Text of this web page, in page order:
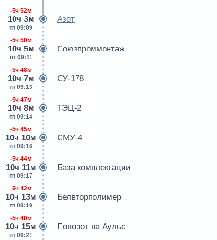
-5ч 52м
10ч 3м
пт 09:09
Азот
-5ч 50м
10ч 5м
пт 09:11
Союзпроммонтаж
-5ч 48м
10ч 7м
пт 09:13
СУ-178
-5ч 47м
10ч 8м
пт 09:14
ТЭЦ-2
-5ч 45м
10ч 10м
пт 09:16
СМУ-4
-5ч 44м
10ч 11м
пт 09:17
База комплектации
-5ч 42м
10ч 13м
пт 09:19
Белвторполимер
-5ч 40м
10ч 15м
пт 09:21
Поворот на Аульс